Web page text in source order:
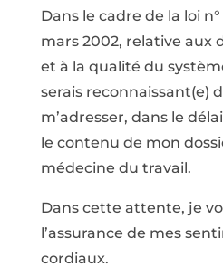
Dans le cadre de la loi
mars 2002, relative aux
et à la qualité du
serais reconnaissant(e)
m’adresser, dans le
le contenu de mon
médecine du travail.
Dans cette attente, je
l’assurance de mes
cordiaux.